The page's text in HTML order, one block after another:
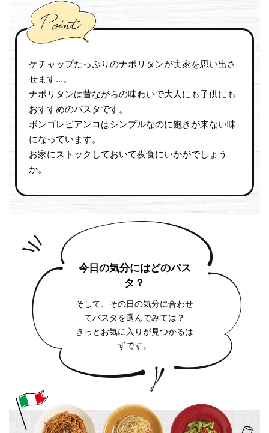
ケチャップたっぷりのナポリタンが実家を思い出さ
せます…。
ナポリタンは昔ながらの味わいで大人にも子供にも
おすすめのパスタです。
ボンゴレビアンコはシンプルなのに飽きが来ない味
になっています。
お家にストックしておいて夜食にいかがでしょう
か。
今日の気分にはどのパス
タ？
そして、その日の気分に合わせ
てパスタを選んでみては？
きっとお気に入りが見つかるは
ずです。